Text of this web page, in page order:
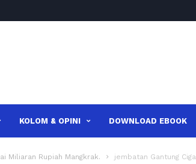
KOLOM & OPINI DOWNLOAD EBOOK
Miliaran Rupiah Mangkrak. jembatan Gantung